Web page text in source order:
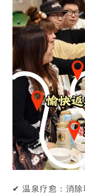
✔ 温泉疗愈